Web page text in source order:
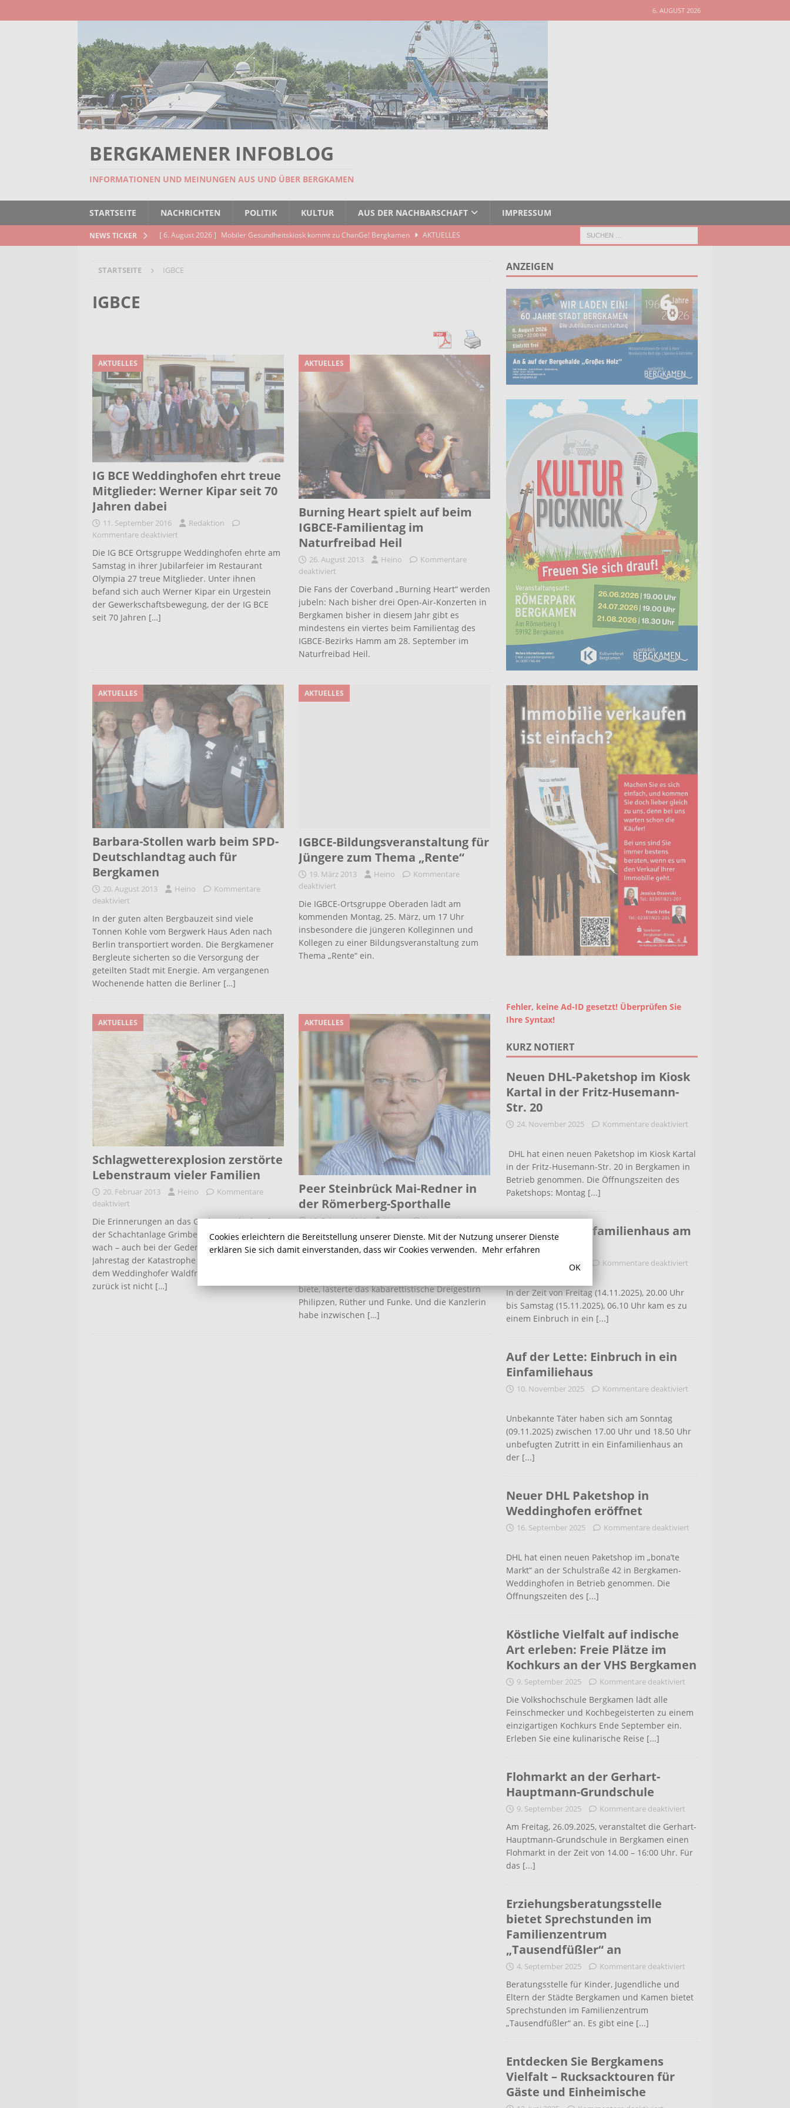
6. AUGUST 2026
BERGKAMENER INFOBLOG
INFORMATIONEN UND MEINUNGEN AUS UND ÜBER BERGKAMEN
STARTSEITE NACHRICHTEN POLITIK KULTUR AUS DER NACHBARSCHAFT IMPRESSUM
NEWS TICKER [ 6. August 2026 ] Mobiler Gesundheitskiosk kommt zu ChanGe! Bergkamen
AKTUELLES
[ 6. August 2026 ]
[ 6. August 2026 ]
Pflege- und Wohnberatung im Gemeindebüro an der Christuskirche in Rünthe
AKTUELLES
STARTSEITE IGBCE
IGBCE
AKTUELLES
IG BCE Weddinghofen ehrt treue
Mitglieder: Werner Kipar seit 70
Jahren dabei
11. September 2016
Redaktion
Kommentare deaktiviert
Die IG BCE Ortsgruppe Weddinghofen ehrte am
Samstag in ihrer Jubilarfeier im Restaurant
Olympia 27 treue Mitglieder. Unter ihnen
befand sich auch Werner Kipar ein Urgestein
der Gewerkschaftsbewegung, der der IG BCE
seit 70 Jahren […]
AKTUELLES
Burning Heart spielt auf beim
IGBCE-Familientag im
Naturfreibad Heil
26. August 2013 Heino
Kommentare
deaktiviert
Die Fans der Coverband „Burning Heart“ werden
jubeln: Nach bisher drei Open-Air-Konzerten in
Bergkamen bisher in diesem Jahr gibt es
mindestens ein viertes beim Familientag des
IGBCE-Bezirks Hamm am 28. September im
Naturfreibad Heil.
AKTUELLES
Barbara-Stollen warb beim SPD-
Deutschlandtag auch für
Bergkamen
20. August 2013 Heino
Kommentare
deaktiviert
In der guten alten Bergbauzeit sind viele
Tonnen Kohle vom Bergwerk Haus Aden nach
Berlin transportiert worden. Die Bergkamener
Bergleute sicherten so die Versorgung der
geteilten Stadt mit Energie. Am vergangenen
Wochenende hatten die Berliner […]
AKTUELLES
IGBCE-Bildungsveranstaltung für
Jüngere zum Thema „Rente“
19. März 2013 Heino
Kommentare
deaktiviert
Die IGBCE-Ortsgruppe Oberaden lädt am
kommenden Montag, 25. März, um 17 Uhr
insbesondere die jüngeren Kolleginnen und
Kollegen zu einer Bildungsveranstaltung zum
Thema „Rente“ ein.
AKTUELLES
Schlagwetterexplosion zerstörte
Lebenstraum vieler Familien
20. Februar 2013 Heino
Kommentare
deaktiviert
Die Erinnerungen an das Grubenunglück auf
der Schachtanlage Grimberg 3/4 sind weiterhin
wach – auch bei der Gedenkfeier zum 67.
Jahrestag der Katastrophe am Mahnmal auf
dem Weddinghofer Waldfriedhof. Doch der Blick
zurück ist nicht […]
AKTUELLES
Peer Steinbrück Mai-Redner in
der Römerberg-Sporthalle
15. Februar 2013 Heino
Kommentare
deaktiviert
Am Donnerstagabend war er im studio theater
biete, lästerte das kabarettistische Dreigestirn
Philipzen, Rüther und Funke. Und die Kanzlerin
habe inzwischen […]
ANZEIGEN
Fehler, keine Ad-ID gesetzt! Überprüfen Sie
Ihre Syntax!
KURZ NOTIERT
Neuen DHL-Paketshop im Kiosk
Kartal in der Fritz-Husemann-
Str. 20
24. November 2025 Kommentare deaktiviert
DHL hat einen neuen Paketshop im Kiosk Kartal
in der Fritz-Husemann-Str. 20 in Bergkamen in
Betrieb genommen. Die Öffnungszeiten des
Paketshops: Montag [...]
Einbruch in Einfamilienhaus am
Haldenweg
16. November 2025 Kommentare deaktiviert
In der Zeit von Freitag (14.11.2025), 20.00 Uhr
bis Samstag (15.11.2025), 06.10 Uhr kam es zu
einem Einbruch in ein [...]
Auf der Lette: Einbruch in ein
Einfamiliehaus
10. November 2025 Kommentare deaktiviert
Unbekannte Täter haben sich am Sonntag
(09.11.2025) zwischen 17.00 Uhr und 18.50 Uhr
unbefugten Zutritt in ein Einfamilienhaus an
der [...]
Neuer DHL Paketshop in
Weddinghofen eröffnet
16. September 2025 Kommentare deaktiviert
DHL hat einen neuen Paketshop im „bona’te
Markt“ an der Schulstraße 42 in Bergkamen-
Weddinghofen in Betrieb genommen. Die
Öffnungszeiten des [...]
Köstliche Vielfalt auf indische
Art erleben: Freie Plätze im
Kochkurs an der VHS Bergkamen
9. September 2025 Kommentare deaktiviert
Die Volkshochschule Bergkamen lädt alle
Feinschmecker und Kochbegeisterten zu einem
einzigartigen Kochkurs Ende September ein.
Erleben Sie eine kulinarische Reise [...]
Flohmarkt an der Gerhart-
Hauptmann-Grundschule
9. September 2025 Kommentare deaktiviert
Am Freitag, 26.09.2025, veranstaltet die Gerhart-
Hauptmann-Grundschule in Bergkamen einen
Flohmarkt in der Zeit von 14.00 – 16:00 Uhr. Für
das [...]
Erziehungsberatungsstelle
bietet Sprechstunden im
Familienzentrum
„Tausendfüßler“ an
4. September 2025 Kommentare deaktiviert
Beratungsstelle für Kinder, Jugendliche und
Eltern der Städte Bergkamen und Kamen bietet
Sprechstunden im Familienzentrum
„Tausendfüßler“ an. Es gibt eine [...]
Entdecken Sie Bergkamens
Vielfalt – Rucksacktouren für
Gäste und Einheimische
Cookies erleichtern die Bereitstellung unserer Dienste. Mit der Nutzung unserer Dienste
erklären Sie sich damit einverstanden, dass wir Cookies verwenden. Mehr erfahren
OK